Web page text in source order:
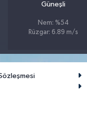
Güneşli
Nem: %54
Rüzgar: 6.89 m/s